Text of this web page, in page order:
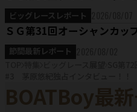
ビッグレースレポート
ＳＧ第31回オーシャンカッ
節間最新レポート
BOATBoy最